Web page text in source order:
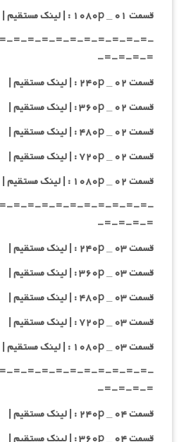
قسمت ۰۱ _ ۱۰۸۰p : | لینک مستقیم |
=-=-=-=-=-=-=-=-=-=-
=-=-=-=-
قسمت ۰۲ _ ۲۴۰p : | لینک مستقیم |
قسمت ۰۲ _ ۳۶۰p : | لینک مستقیم |
قسمت ۰۲ _ ۴۸۰p : | لینک مستقیم |
قسمت ۰۲ _ ۷۲۰p : | لینک مستقیم |
قسمت ۰۲ _ ۱۰۸۰p : | لینک مستقیم |
=-=-=-=-=-=-=-=-=-=-
=-=-=-=-
قسمت ۰۳ _ ۲۴۰p : | لینک مستقیم |
قسمت ۰۳ _ ۳۶۰p : | لینک مستقیم |
قسمت ۰۳ _ ۴۸۰p : | لینک مستقیم |
قسمت ۰۳ _ ۷۲۰p : | لینک مستقیم |
قسمت ۰۳ _ ۱۰۸۰p : | لینک مستقیم |
=-=-=-=-=-=-=-=-=-=-
=-=-=-=-
قسمت ۰۴ _ ۲۴۰p : | لینک مستقیم |